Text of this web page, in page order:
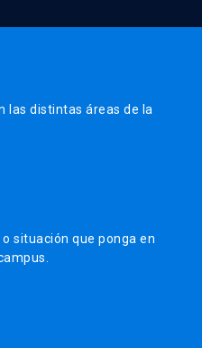
las distintas áreas de la
situación que ponga en